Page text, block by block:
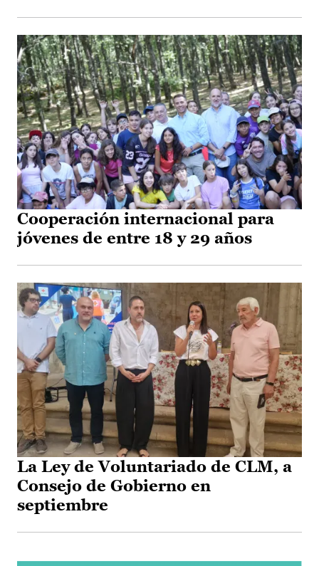
Cooperación internacional para
jóvenes de entre 18 y 29 años
La Ley de Voluntariado de CLM, a
Consejo de Gobierno en
septiembre